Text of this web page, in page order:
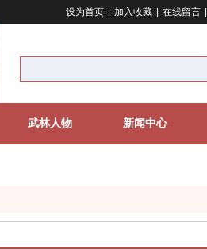
设为首页 加入收藏 在线留言
武林人物 新闻中心